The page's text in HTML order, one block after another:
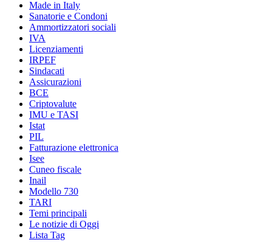
Made in Italy
Sanatorie e Condoni
Ammortizzatori sociali
IVA
Licenziamenti
IRPEF
Sindacati
Assicurazioni
BCE
Criptovalute
IMU e TASI
Istat
PIL
Fatturazione elettronica
Isee
Cuneo fiscale
Inail
Modello 730
TARI
Temi principali
Le notizie di Oggi
Lista Tag